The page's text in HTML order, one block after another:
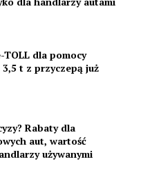
TOLL dla pomocy
t z przyczepą już
Rabaty dla
aut, wartość
używanymi